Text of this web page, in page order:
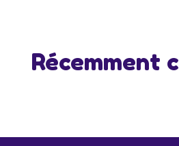
Récemment